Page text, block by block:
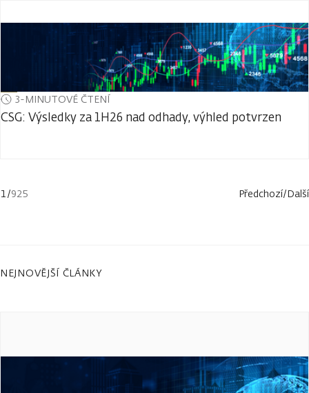
3-MINUTOVÉ ČTENÍ
CSG: Výsledky za 1H26 nad odhady, výhled potvrzen
1/925 Předchozí/Další
NEJNOVĚJŠÍ ČLÁNKY